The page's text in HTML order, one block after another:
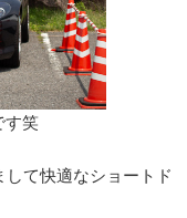
す笑
て快適なショートド